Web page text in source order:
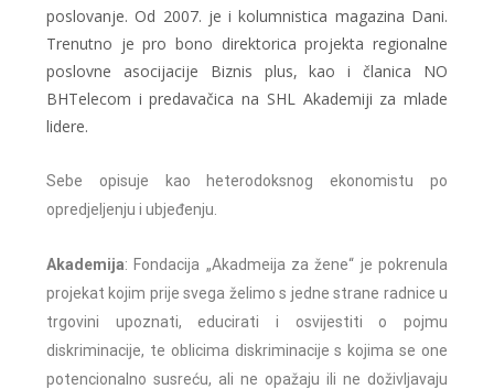
poslovanje. Od 2007. je i kolumnistica magazina Dani.
Trenutno je pro bono direktorica projekta regionalne
poslovne asocijacije Biznis plus, kao i članica NO
BHTelecom i predavačica na SHL Akademiji za mlade
lidere.
Sebe opisuje kao heterodoksnog ekonomistu po
opredjeljenju i ubjeđenju.
Akademija: Fondacija „Akadmeija za žene“ je pokrenula
projekat kojim prije svega želimo s jedne strane radnice u
trgovini upoznati, educirati i osvijestiti o pojmu
diskriminacije, te oblicima diskriminacije s kojima se one
potencionalno susreću, ali ne opažaju ili ne doživljavaju